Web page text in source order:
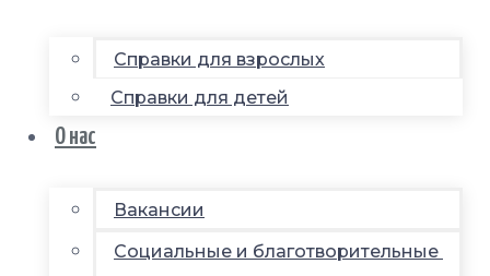
Справки для взрослых
Справки для детей
О нас
Вакансии
Социальные и благотворительные